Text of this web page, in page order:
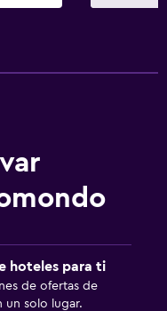
hoteles para ti
de ofertas de
un solo lugar.